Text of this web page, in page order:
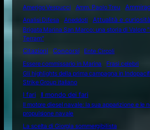
Amerigo Vespucci
Amm. Paolo Treu
Analisi Difesa
Aneddoti Attualità e curiosità
Brigata Marina San Marco: una storia di Valore
Terram"
Citazioni
Concorsi
Ente Circoli
Essere commissario in Marina
Frasi celebri
Gli highlights della prima campagna in
Strike Group italiano
I fari
Il mondo dei fari
Il motore diesel navale: la sua apparizione e le
propulsione navale
La scelta di Giorgia sommergibilista